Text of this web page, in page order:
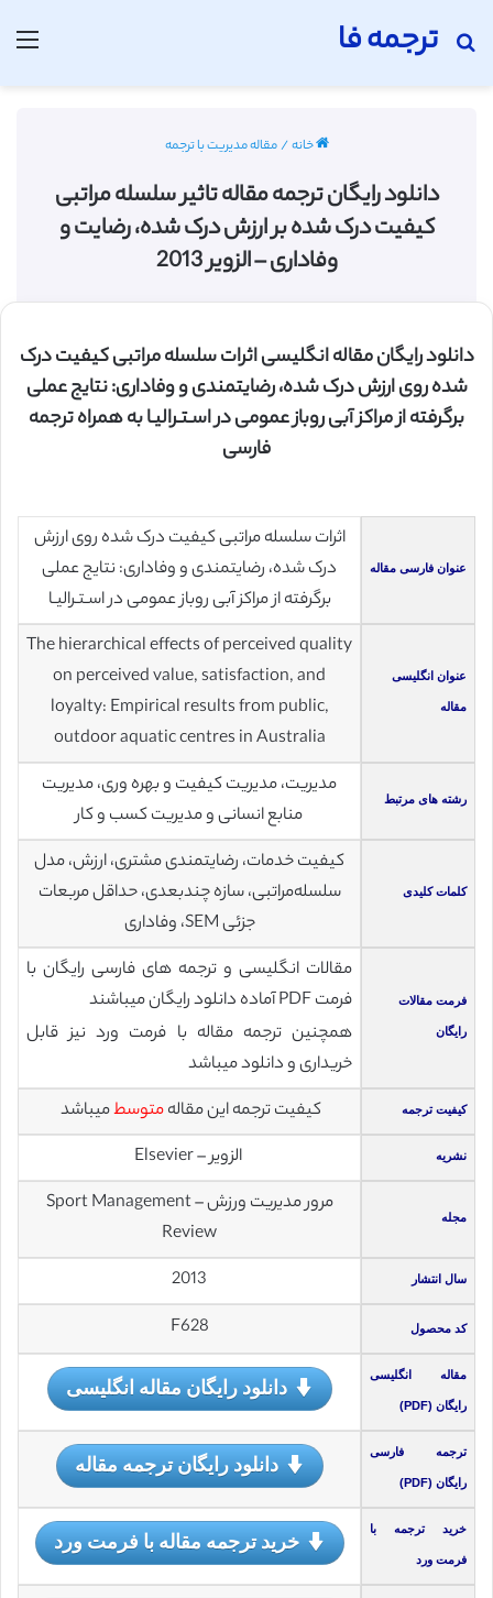
ترجمه فا
جستجو برای
خانه/مقاله مدیریت با ترجمه
دانلود رایگان ترجمه مقاله تاثیر سلسله مراتبی
کیفیت درک شده بر ارزش درک شده، رضایت و
وفاداری – الزویر 2013
دانلود رایگان مقاله انگلیسی اثرات سلسله مراتبی کیفیت درک
شده روی ارزش درک شده، رضایتمندی و وفاداری: نتایج عملی
برگرفته از مراکز آبی روباز عمومی در اسـتـرالیـا به همراه ترجمه
فارسی
عنوان فارسی مقاله
اثرات سلسله مراتبی کیفیت درک شده روی ارزش
درک شده، رضایتمندی و وفاداری: نتایج عملی
برگرفته از مراکز آبی روباز عمومی در اسـتـرالیـا
عنوان انگلیسی
مقاله
The hierarchical effects of perceived quality
on perceived value, satisfaction, and
loyalty: Empirical results from public,
outdoor aquatic centres in Australia
رشته های مرتبط
مدیریت، مدیریت کیفیت و بهره وری، مدیریت
منابع انسانی و مدیریت کسب و کار
کلمات کلیدی
کیفیت خدمات، رضایتمندی مشتری، ارزش، مدل
سلسله‌مراتبی، سازه چندبعدی، حداقل مربعات
جزئی SEM، وفاداری
فرمت مقالات
رایگان
مقالات انگلیسی و ترجمه های فارسی رایگان با
فرمت PDF آماده دانلود رایگان میباشند
همچنین ترجمه مقاله با فرمت ورد نیز قابل
خریداری و دانلود میباشد
کیفیت ترجمه کیفیت ترجمه این مقالهمتوسطمیباشد
نشریه الزویر – Elsevier
مجله
مرور مدیریت ورزش – Sport Management
Review
سال انتشار 2013
کد محصول F628
مقاله انگلیسی
رایگان (PDF)
دانلود رایگان مقاله انگلیسی
ترجمه فارسی
رایگان (PDF)
دانلود رایگان ترجمه مقاله
خرید ترجمه با
فرمت ورد
خرید ترجمه مقاله با فرمت ورد